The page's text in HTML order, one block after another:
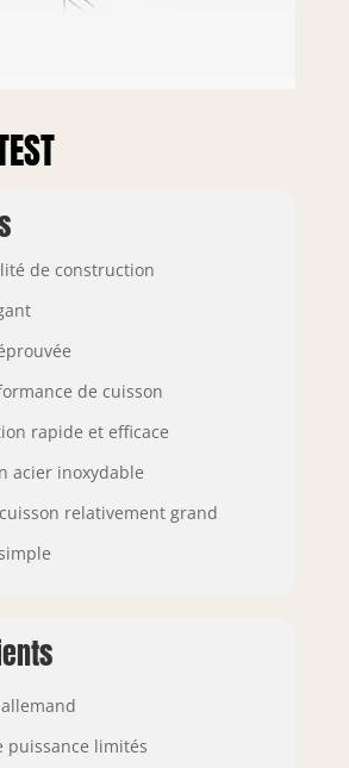
de construction
de cuisson
rapide et efficace
acier inoxydable
relativement grand
puissance limités